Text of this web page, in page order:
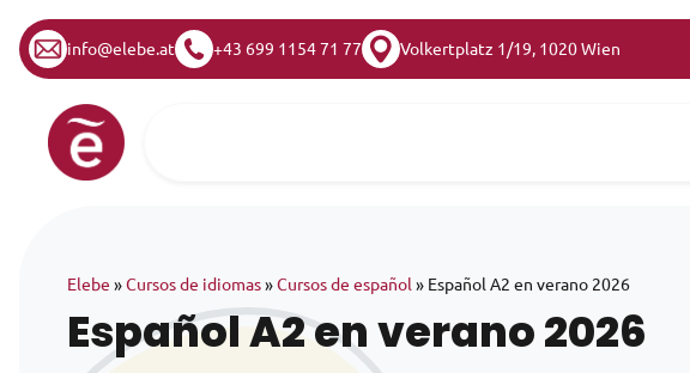
info@elebe.at +43 699 1154 71 77 Volkertplatz 1/19, 1020 Wien
Saltar al contenido
Navegación principal
Elebe »Cursos de idiomas»Cursos de español » Español A2 en verano 2026
Español A2 en verano 2026